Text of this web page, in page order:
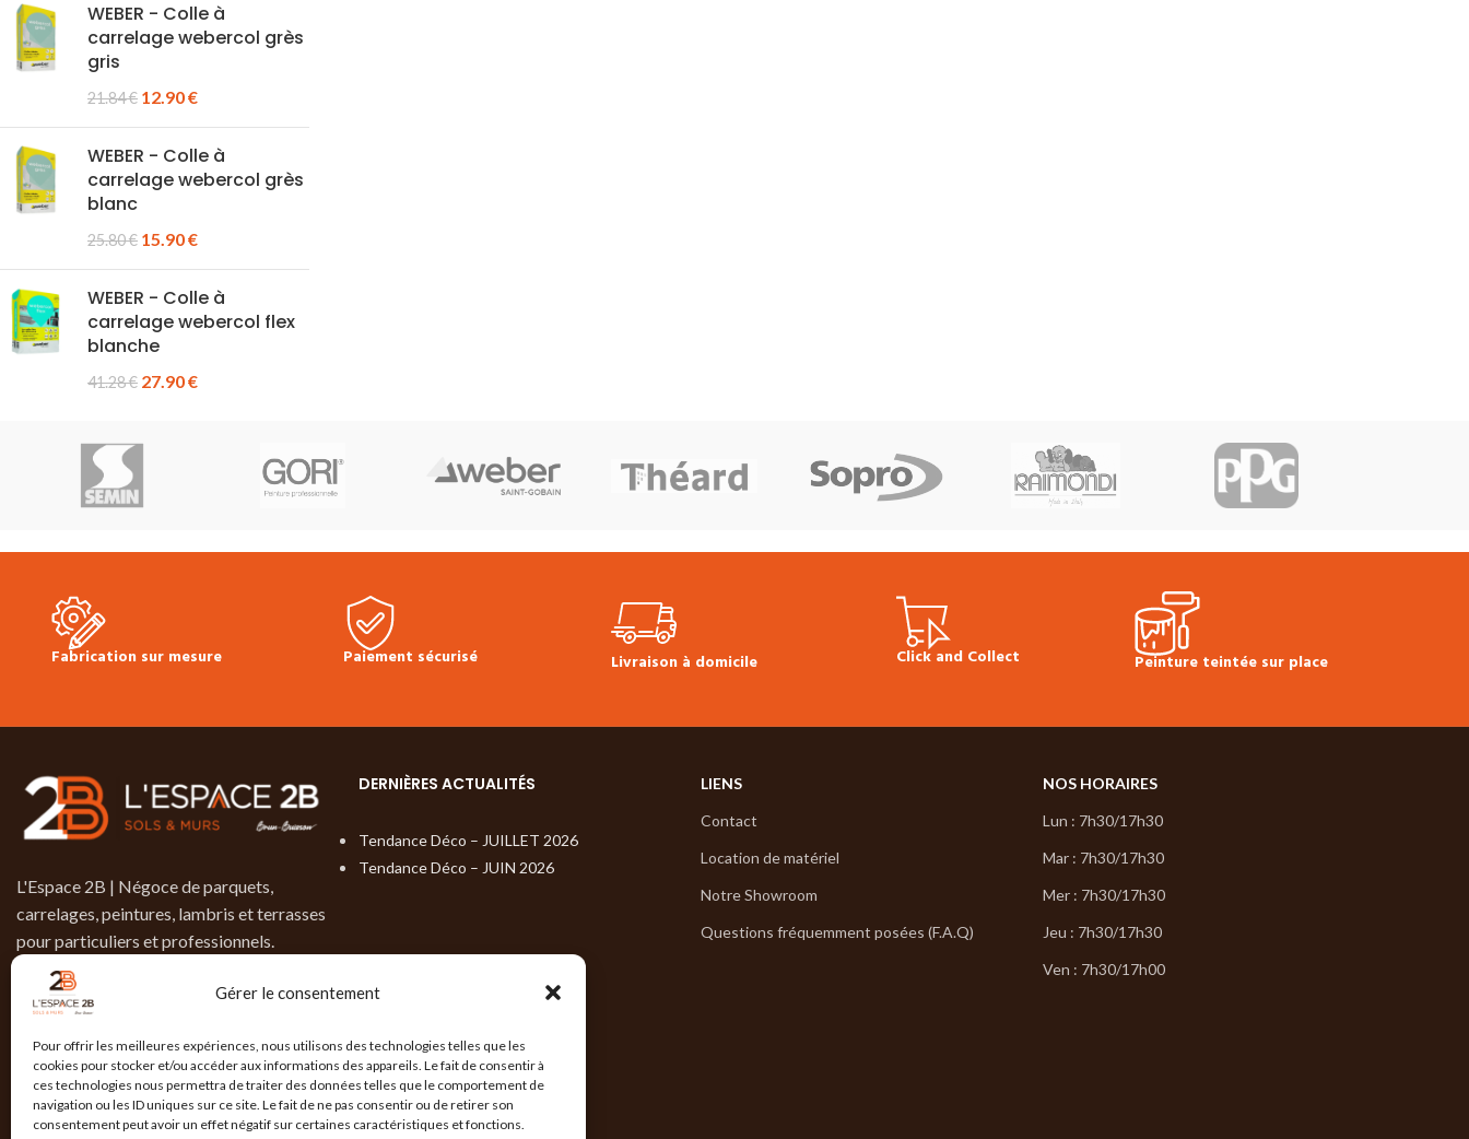
Gérer le consentement
Pour offrir les meilleures expériences, nous utilisons des technologies telles que les
cookies pour stocker et/ou accéder aux informations des appareils. Le fait de consentir à
ces technologies nous permettra de traiter des données telles que le comportement de
navigation ou les ID uniques sur ce site. Le fait de ne pas consentir ou de retirer son
consentement peut avoir un effet négatif sur certaines caractéristiques et fonctions.
WEBER - Colle à
carrelage webercol grès
gris
21.84€ 12.90€
WEBER - Colle à
carrelage webercol grès
blanc
25.80€ 15.90€
WEBER - Colle à
carrelage webercol flex
blanche
41.28€ 27.90€
Fabrication sur mesure Paiement sécurisé Livraison à domicile Click and Collect Peinture teintée sur place
L'Espace 2B | Négoce de parquets,
carrelages, peintures, lambris et terrasses
pour particuliers et professionnels.
9, rue de Brotterode
38950 St- Martin-Le-Vinoux
04 76 19 02 15
contact@lespace-2b.com
DEMANDER UN DEVIS
DERNIÈRES ACTUALITÉS
Tendance Déco – JUILLET 2026
Tendance Déco – JUIN 2026
LIENS
Contact
Location de matériel
Notre Showroom
Questions fréquemment posées (F.A.Q)
NOS HORAIRES
Lun : 7h30/17h30
Mar : 7h30/17h30
Mer : 7h30/17h30
Jeu : 7h30/17h30
Ven : 7h30/17h00